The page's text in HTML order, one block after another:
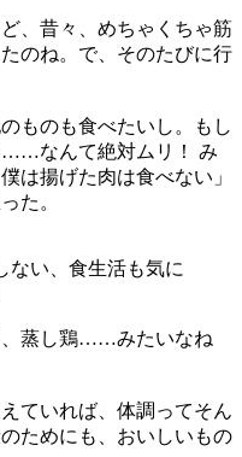
、昔々、めちゃくちゃ筋
のね。で、そのたびに行
ものも食べたいし。もし
……なんて絶対ムリ！ み
は揚げた肉は食べない」
た。
蒸し鶏……みたいなね
ていれば、体調ってそん
ためにも、おいしいもの